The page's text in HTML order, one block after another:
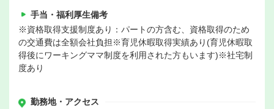
手当・福利厚生備考
※資格取得支援制度あり：パートの方含む、資格取得のため
の交通費は全額会社負担※育児休暇取得実績あり(育児休暇取
得後にワーキングママ制度を利用された方もいます)※社宅制
度あり
勤務地・アクセス